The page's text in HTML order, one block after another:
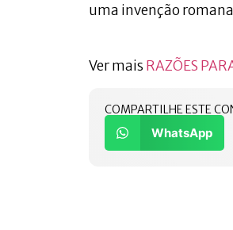
uma invenção
Ver mais RAZÕES
COMPARTILHE ESTE
WhatsApp